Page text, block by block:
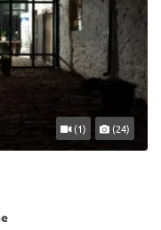
(1) (24)